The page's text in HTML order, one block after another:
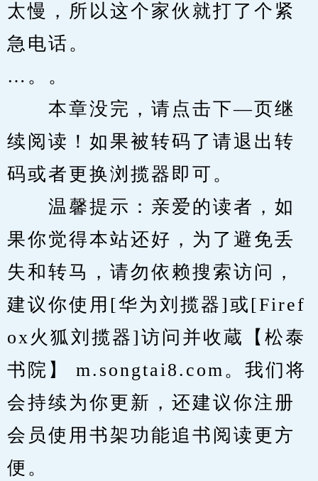
太慢，所以这个家伙就打了个紧
急电话。
…。。
本章没完，请点击下—页继
续阅读！如果被转码了请退出转
码或者更换浏揽器即可。
温馨提示：亲爱的读者，如
果你觉得本站还好，为了避免丢
失和转马，请勿依赖搜索访问，
建议你使用[华为刘揽器]或[Firef
ox火狐刘揽器]访问并收蔵【松泰
书院】 m.songtai8.com。我们将
会持续为你更新，还建议你注册
会员使用书架功能追书阅读更方
便。